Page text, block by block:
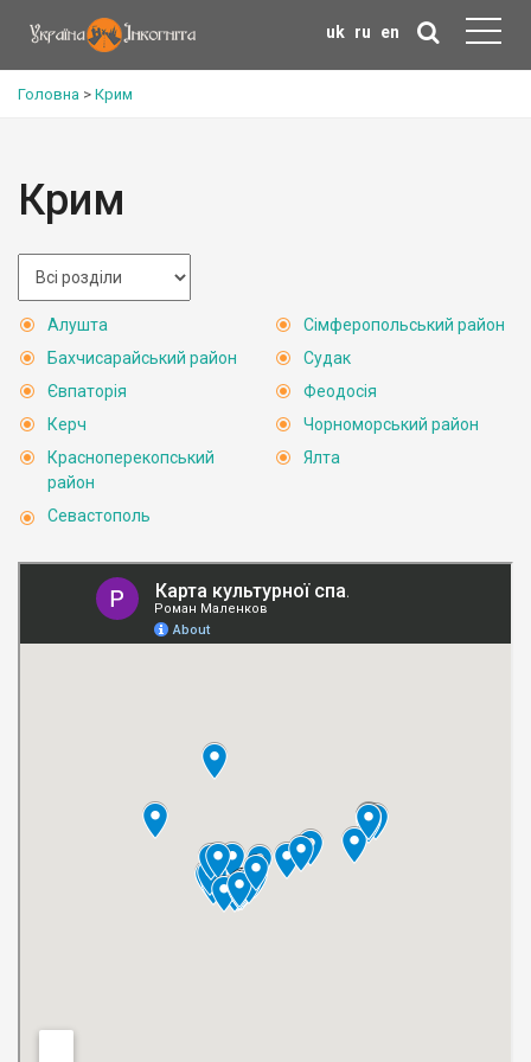
uk ru en
Головна > Крим
Крим
Алушта
Бахчисарайський район
Євпаторія
Керч
Красноперекопський
район
Севастополь
Сімферопольський район
Судак
Феодосія
Чорноморський район
Ялта